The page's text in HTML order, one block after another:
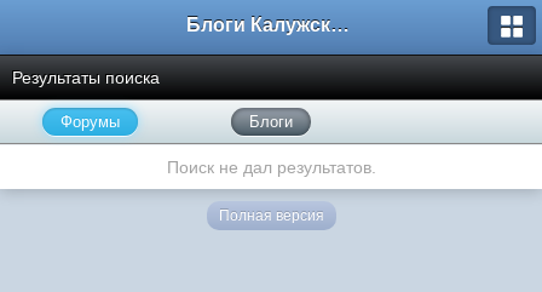
Блоги Калужского перекрестка
Результаты поиска
Форумы Блоги
Поиск не дал результатов.
Полная версия